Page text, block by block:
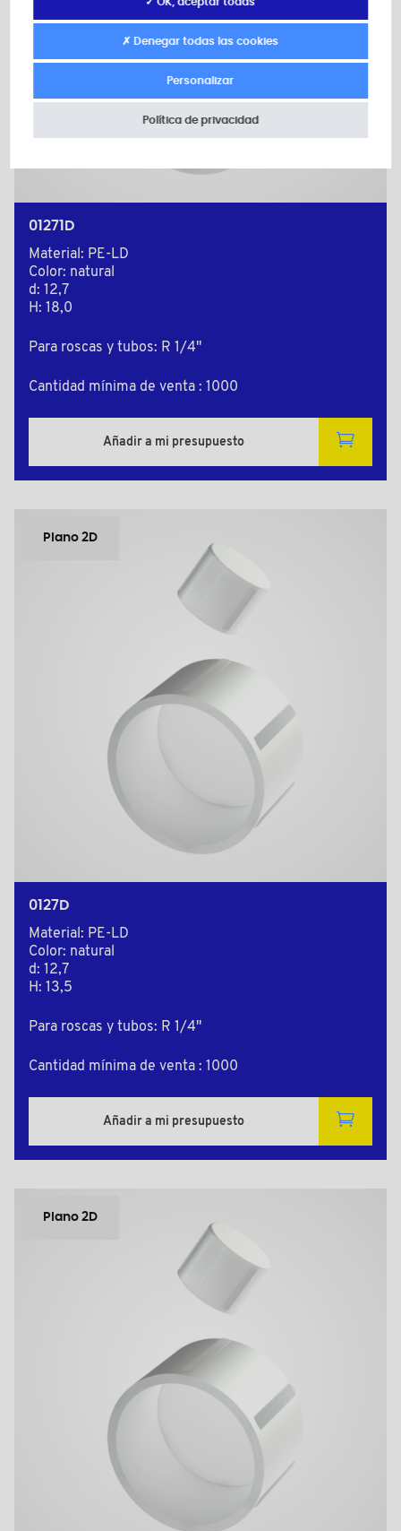
01271D
Material: PE-LD
Color: natural
d: 12,7
H: 18,0
Para roscas y tubos: R 1/4"
Cantidad mínima de venta : 1000
Añadir a mi presupuesto
Plano 2D
0127D
Material: PE-LD
Color: natural
d: 12,7
H: 13,5
Para roscas y tubos: R 1/4"
Cantidad mínima de venta : 1000
Añadir a mi presupuesto
Plano 2D
✗ Denegar todas las cookies
Personalizar
Política de privacidad